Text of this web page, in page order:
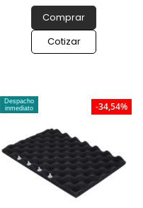
Comprar
Cotizar
Despacho
inmediato
-34,54%